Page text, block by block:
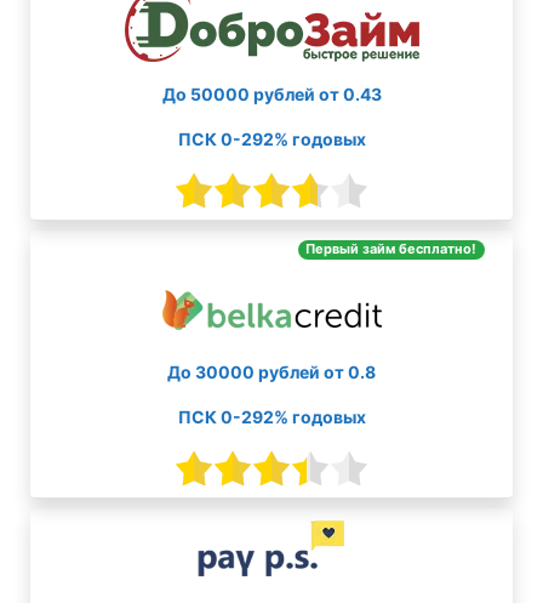
До 50000 рублей от 0.43
ПСК 0-292% годовых
Первый займ бесплатно!
До 30000 рублей от 0.8
ПСК 0-292% годовых